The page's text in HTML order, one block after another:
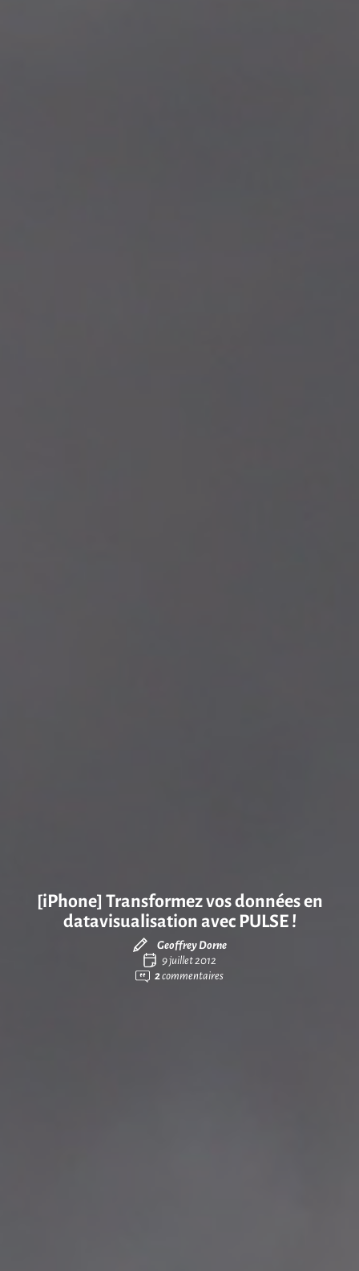
[iPhone] Transformez vos données en
datavisualisation avec PULSE !
Geoffrey Dorne
9 juillet 2012
2commentaires